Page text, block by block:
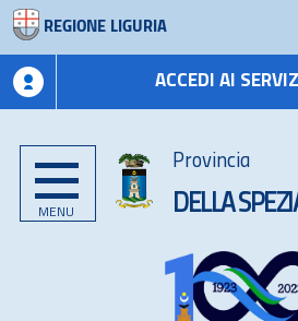
REGIONE LIGURIA
ACCEDI AI
MENU
Provincia
DELLA